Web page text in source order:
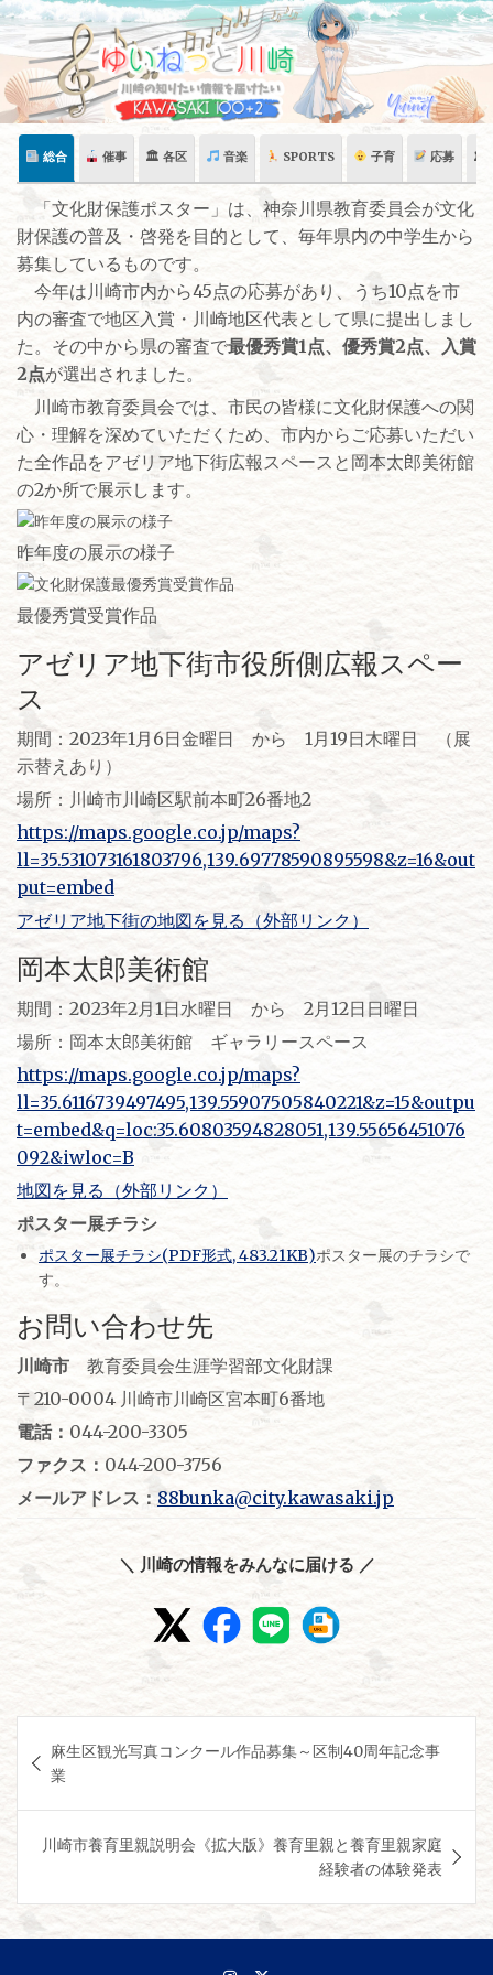
Skip
content
総合 催事 🏛 各区 音楽 SPORTS 子育 応募 🏛
「文化財保護ポスター」は、神奈川県教育委員会が文化
財保護の普及・啓発を目的として、毎年県内の中学生から
募集しているものです。
今年は川崎市内から45点の応募があり、うち10点を市
内の審査で地区入賞・川崎地区代表として県に提出しまし
た。その中から県の審査で最優秀賞1点、優秀賞2点、入賞
2点が選出されました。
川崎市教育委員会では、市民の皆様に文化財保護への関
心・理解を深めていただくため、市内からご応募いただい
た全作品をアゼリア地下街広報スペースと岡本太郎美術館
の2か所で展示します。
昨年度の展示の様子
最優秀賞受賞作品
アゼリア地下街市役所側広報スペー
ス
期間：2023年1月6日金曜日 から 1月19日木曜日 （展
示替えあり）
場所：川崎市川崎区駅前本町26番地2
https://maps.google.co.jp/maps?
ll=35.531073161803796,139.69778590895598&z=16&out
put=embed
アゼリア地下街の地図を見る（外部リンク）
岡本太郎美術館
期間：2023年2月1日水曜日 から 2月12日日曜日
場所：岡本太郎美術館 ギャラリースペース
https://maps.google.co.jp/maps?
ll=35.6116739497495,139.55907505840221&z=15&outpu
t=embed&q=loc:35.60803594828051,139.55656451076
092&iwloc=B
地図を見る（外部リンク）
ポスター展チラシ
ポスター展チラシ(PDF形式, 483.21KB)ポスター展のチラシで
す。
お問い合わせ先
川崎市 教育委員会生涯学習部文化財課
〒210-0004 川崎市川崎区宮本町6番地
電話： 044-200-3305
ファクス： 044-200-3756
メールアドレス：88bunka@city.kawasaki.jp
＼ 川崎の情報をみんなに届ける ／
投
稿
ナ
ー
シ
麻生区観光写真コンクール作品募集～区制40周年記念事
業
川崎市養育里親説明会《拡大版》養育里親と養育里親家庭
経験者の体験発表